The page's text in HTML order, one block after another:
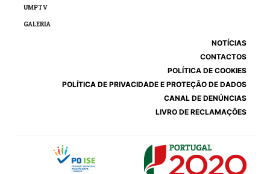
UMPTV
GALERIA
NOTÍCIAS
CONTACTOS
POLÍTICA DE COOKIES
POLÍTICA DE PRIVACIDADE E PROTEÇÃO DE DADOS
CANAL DE DENÚNCIAS
LIVRO DE RECLAMAÇÕES